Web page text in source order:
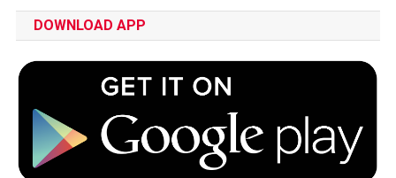
DOWNLOAD APP